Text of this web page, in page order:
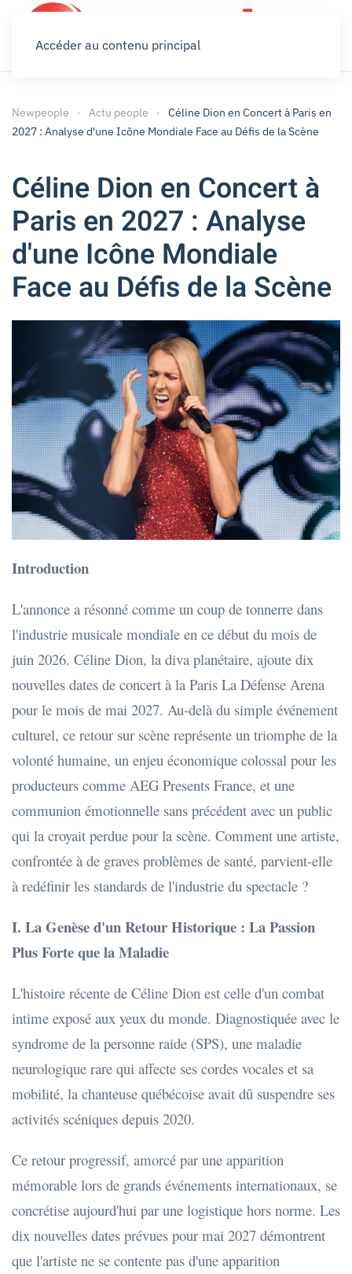
Accéder au contenu principal
Newpeople Actu people
Céline Dion en Concert à Paris en
2027 : Analyse d'une Icône Mondiale Face au Défis de la Scène
Céline Dion en Concert à
Paris en 2027 : Analyse
d'une Icône Mondiale
Face au Défis de la Scène
Introduction
L'annonce a résonné comme un coup de tonnerre dans
l'industrie musicale mondiale en ce début du mois de
juin 2026. Céline Dion, la diva planétaire, ajoute dix
nouvelles dates de concert à la Paris La Défense Arena
pour le mois de mai 2027. Au-delà du simple événement
culturel, ce retour sur scène représente un triomphe de la
volonté humaine, un enjeu économique colossal pour les
producteurs comme AEG Presents France, et une
communion émotionnelle sans précédent avec un public
qui la croyait perdue pour la scène. Comment une artiste,
confrontée à de graves problèmes de santé, parvient-elle
à redéfinir les standards de l'industrie du spectacle ?
I. La Genèse d'un Retour Historique : La Passion
Plus Forte que la Maladie
L'histoire récente de Céline Dion est celle d'un combat
intime exposé aux yeux du monde. Diagnostiquée avec le
syndrome de la personne raide (SPS), une maladie
neurologique rare qui affecte ses cordes vocales et sa
mobilité, la chanteuse québécoise avait dû suspendre ses
activités scéniques depuis 2020.
Ce retour progressif, amorcé par une apparition
mémorable lors de grands événements internationaux, se
concrétise aujourd'hui par une logistique hors norme. Les
dix nouvelles dates prévues pour mai 2027 démontrent
que l'artiste ne se contente pas d'une apparition